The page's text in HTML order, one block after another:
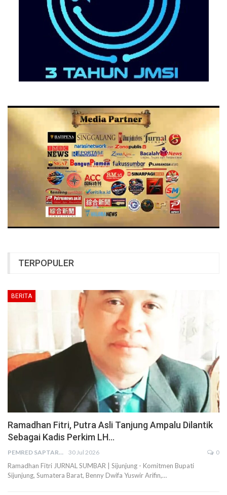
TERPOPULER
BERITA
Ramadhan Fitri, Putra Asli Tanjung Ampalu Dilantik
Sebagai Kadis Perkim LH…
PEMRED SAPTARIUS 30 Jul 2026 0
Ramadhan Fitri JURNAL SUMBAR | Sijunjung - Komitmen Bupati
Sijunjung, Sumatera Barat, Benny Dwifa Yuswir Arifin,…